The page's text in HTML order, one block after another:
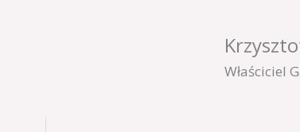
Właściciel